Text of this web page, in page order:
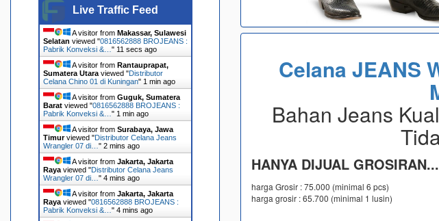
Celana JEANS
Bahan Jeans
HANYA DIJUAL
harga Grosir : 75.000 (minimal 6 pcs)
harga grosir : 65.700 (minimal 1 lusin)
Live Traffic Feed
A visitor from Makassar, Sulawesi
Selatan viewed "0816562888 BROJEANS :
Pabrik Konveksi &… " 12 secs ago
A visitor from Rantauprapat,
Sumatera Utaraviewed "Distributor
Celana Chino 01 di Kuningan" 1 min ago
A visitor from Guguk, Sumatera
Baratviewed "0816562888 BROJEANS :
Pabrik Konveksi &… " 1 min ago
A visitor from Surabaya, Jawa
Timurviewed "Distributor Celana Jeans
Wrangler 07 di… " 2 mins ago
A visitor from Jakarta, Jakarta
Rayaviewed "Distributor Celana Jeans
Wrangler 07 di… " 4 mins ago
A visitor from Jakarta, Jakarta
Rayaviewed "0816562888 BROJEANS :
Pabrik Konveksi &… " 4 mins ago